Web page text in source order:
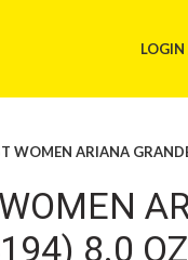
LOGIN
WOMEN ARIANA
8.0 OZ